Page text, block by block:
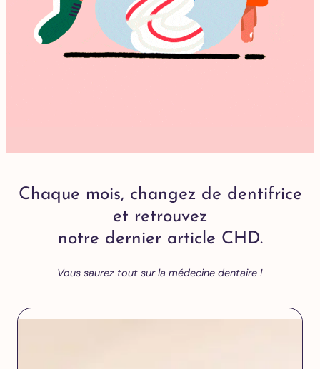
Chaque mois, changez de dentifrice
et retrouvez
notre dernier article CHD.
Vous saurez tout sur la médecine dentaire !